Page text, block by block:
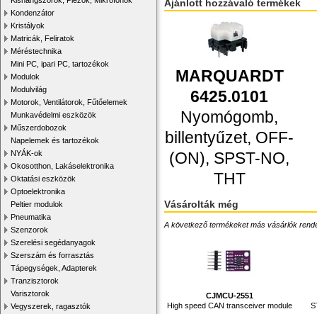
Kondenzátor
Kristályok
Matricák, Feliratok
Méréstechnika
Mini PC, ipari PC, tartozékok
Modulok
Modulvilág
Motorok, Ventilátorok, Fűtőelemek
Munkavédelmi eszközök
Műszerdobozok
Napelemek és tartozékok
NYÁK-ok
Okosotthon, Lakáselektronika
Oktatási eszközök
Optoelektronika
Peltier modulok
Pneumatika
Szenzorok
Szerelési segédanyagok
Szerszám és forrasztás
Tápegységek, Adapterek
Tranzisztorok
Varisztorok
Vegyszerek, ragasztók
Ajánlott hozzávaló termékek
MARQUARDT
6425.0101
Nyomógomb,
billentyűzet, OFF-
(ON), SPST-NO,
THT
Vásárolták még
A következő termékeket más vásárlók
CJMCU-2551
High speed CAN transceiver module